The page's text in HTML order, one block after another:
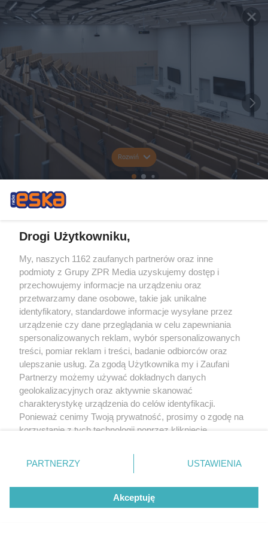
Rozwiń
Drogi Użytkowniku,
My, naszych 1162 zaufanych partnerów oraz inne
podmioty z Grupy ZPR Media uzyskujemy dostęp i
przechowujemy informacje na urządzeniu oraz
przetwarzamy dane osobowe, takie jak unikalne
identyfikatory, standardowe informacje wysyłane przez
urządzenie czy dane przeglądania w celu zapewniania
spersonalizowanych reklam, wybór spersonalizowanych
treści, pomiar reklam i treści, badanie odbiorców oraz
ulepszanie usług. Za zgodą Użytkownika my i Zaufani
Partnerzy możemy używać dokładnych danych
geolokalizacyjnych oraz aktywnie skanować
charakterystykę urządzenia do celów identyfikacji.
Ponieważ cenimy Twoją prywatność, prosimy o zgodę na
korzystanie z tych technologii poprzez kliknięcie
zmienić/wycofać klikając przycisk ustawień prywatności
znajdujący się w lewym dolnym rogu strony
rodzaje przetwarzania danych nie wymagają zgody
użytkownika, ale masz prawo sprzeciwić się takiemu
przetwarzaniu. Preferencje będą miały zastosowanie tylko
PARTNERZY USTAWIENIA
Akceptuję